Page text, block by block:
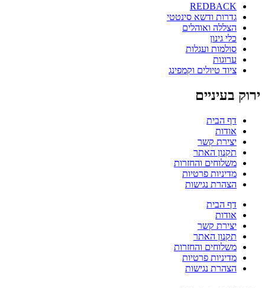
REDBACK
גדרות ודשא סינטטי
הצללה ואוהלים
כלי גינון
סולמות ועגלות
ערוגות
ציוד טיולים וקמפינג
ירוק בעיניים
דף הבית
אודות
יצירת קשר
תקנון האתר
משלוחים והחזרות
מדיניות פרטיות
הצהרת נגישות
דף הבית
אודות
יצירת קשר
תקנון האתר
משלוחים והחזרות
מדיניות פרטיות
הצהרת נגישות